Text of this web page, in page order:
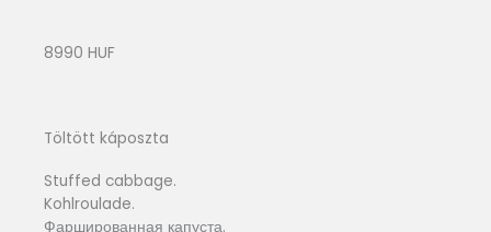
8990 HUF
Töltött káposzta
Stuffed cabbage.
Kohlroulade.
Фаршированная капуста.